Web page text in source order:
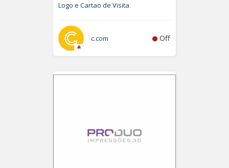
Logo e Cartao de Visita
c.com Off